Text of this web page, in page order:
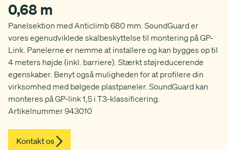
0,68 m
Panelsektion med Anticlimb 680 mm. SoundGuard er
vores egenudviklede skalbeskyttelse til montering på GP-
Link. Panelerne er nemme at installere og kan bygges op til
4 meters højde (inkl. barriere). Stærkt støjreducerende
egenskaber. Benyt også muligheden for at profilere din
virksomhed med bølgede plastpaneler. SoundGuard kan
monteres på GP-link 1,5 i T3-klassificering.
Artikelnummer 943010
Kontakt os